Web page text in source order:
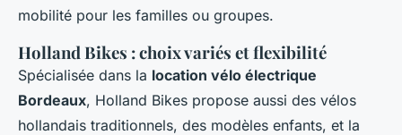
mobilité pour les familles ou groupes.
Holland Bikes : choix variés et flexibilité
Spécialisée dans la location vélo électrique
Bordeaux, Holland Bikes propose aussi des vélos
hollandais traditionnels, des modèles enfants, et la